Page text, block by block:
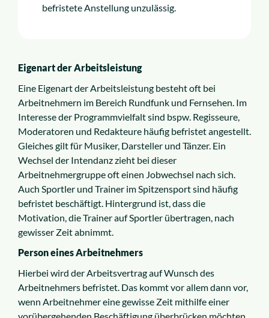
befristete Anstellung unzulässig.
Eigenart der Arbeitsleistung
Eine Eigenart der Arbeitsleistung besteht oft bei
Arbeitnehmern im Bereich Rundfunk und Fernsehen. Im
Interesse der Programmvielfalt sind bspw. Regisseure,
Moderatoren und Redakteure häufig befristet angestellt.
Gleiches gilt für Musiker, Darsteller und Tänzer. Ein
Wechsel der Intendanz zieht bei dieser
Arbeitnehmergruppe oft einen Jobwechsel nach sich.
Auch Sportler und Trainer im Spitzensport sind häufig
befristet beschäftigt. Hintergrund ist, dass die
Motivation, die Trainer auf Sportler übertragen, nach
gewisser Zeit abnimmt.
Person eines Arbeitnehmers
Hierbei wird der Arbeitsvertrag auf Wunsch des
Arbeitnehmers befristet. Das kommt vor allem dann vor,
wenn Arbeitnehmer eine gewisse Zeit mithilfe einer